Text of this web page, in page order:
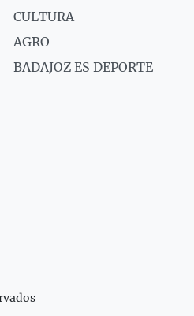
CULTURA
AGRO
BADAJOZ ES DEPORTE